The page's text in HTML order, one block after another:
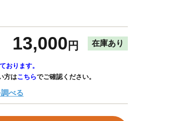
13,000 円 在庫あり
おります。
方はこちらでご確認ください。
調べる